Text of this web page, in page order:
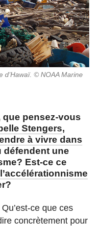
d’Hawaï. © NOAA Marine
que pensez-vous
Stengers,
à vivre dans
défendent une
Est-ce ce
ce que ces
concrètement pour